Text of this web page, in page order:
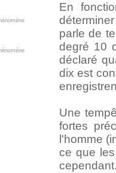
En
parle de
degré 10
déclaré
dix est
Une
fortes
l'homme
ce que